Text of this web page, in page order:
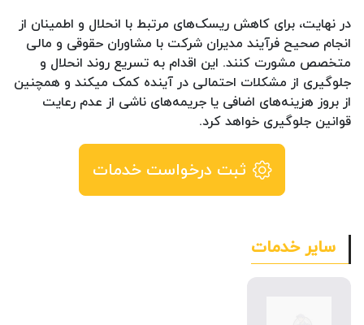
در نهایت، برای کاهش ریسک‌های مرتبط با انحلال و اطمینان از
انجام صحیح فرآیند مدیران شرکت با مشاوران حقوقی و مالی
متخصص مشورت کنند. این اقدام به تسریع روند انحلال و
جلوگیری از مشکلات احتمالی در آینده کمک میکند و همچنین
از بروز هزینه‌های اضافی یا جریمه‌های ناشی از عدم رعایت
قوانین جلوگیری خواهد کرد.
ثبت درخواست خدمات
سایر خدمات